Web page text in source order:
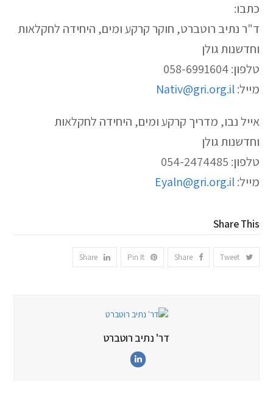
כתבו:
ד"ר נתיב רוטברט, חוקר קרקע ומים, היחידה לחקלאות
וחדשנות גולן
טלפון: 058-6991604
מייל:Nativ@gri.org.il
אייל נבו, מדריך קרקע ומים, היחידה לחקלאות
וחדשנות גולן
טלפון: 054-2474485
מייל:Eyaln@gri.org.il
Share This
Tweet
Share
Pin It
Share
דר' נתיב רוטברט